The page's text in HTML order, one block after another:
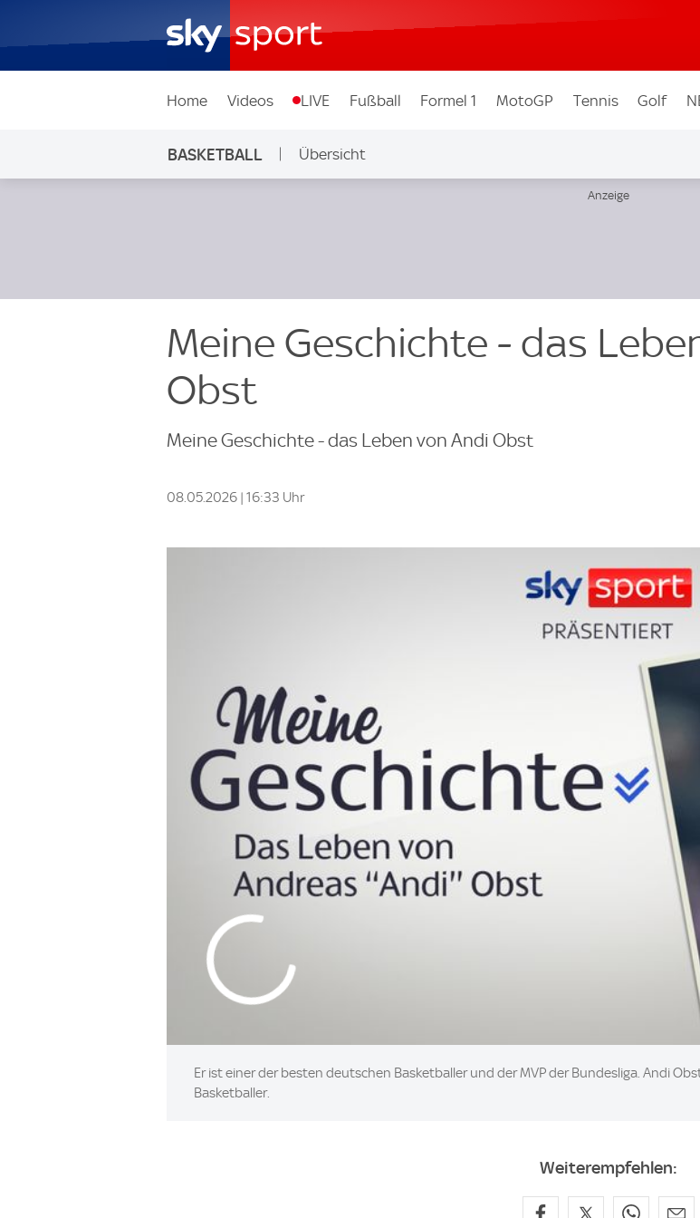
Home Videos LIVE Fußball Formel 1 MotoGP Tennis Golf
BASKETBALL Übersicht
Meine Geschichte - das
Obst
Meine Geschichte - das Leben von Andi Obst
08.05.2026 | 16:33 Uhr
Er ist einer der besten deutschen Basketballer und der MVP der Bundesliga. Andi
Basketballer.
Weiterempfehlen: